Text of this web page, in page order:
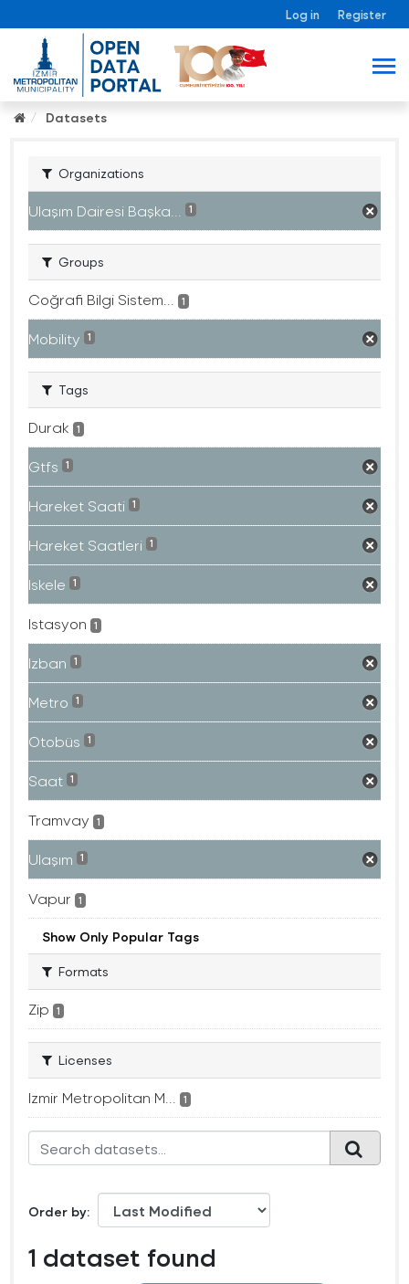
Log in Register
Datasets
Organizations
Ulaşım Dairesi Başka... 1
Groups
Coğrafi Bilgi Sistem... 1
Mobility 1
Tags
Durak 1
Gtfs 1
Hareket Saati 1
Hareket Saatleri 1
Iskele 1
Istasyon 1
Izban 1
Metro 1
Otobüs 1
Saat 1
Tramvay 1
Ulaşım 1
Vapur 1
Show Only Popular Tags
Formats
Zip 1
Licenses
Izmir Metropolitan M... 1
Order by
1 dataset found